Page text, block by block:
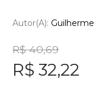
Autor(a): Guilherme
R$ 40,69
R$ 32,22